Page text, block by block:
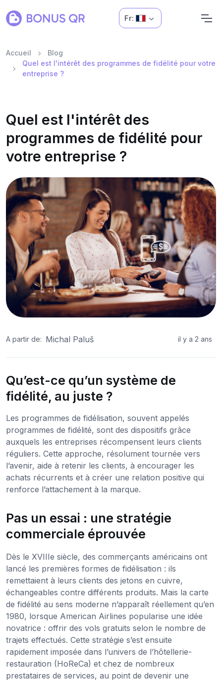
Fr:
Accueil
Blog
Quel est l'intérêt des programmes de fidélité pour votre
entreprise ?
Quel est l'intérêt des
programmes de fidélité pour
votre entreprise ?
A partir de: Michal Paluš il y a 2 ans
Qu’est-ce qu’un système de
fidélité, au juste ?
Les programmes de fidélisation, souvent appelés
programmes de fidélité, sont des dispositifs grâce
auxquels les entreprises récompensent leurs clients
réguliers. Cette approche, résolument tournée vers
l’avenir, aide à retenir les clients, à encourager les
achats récurrents et à créer une relation positive qui
renforce l’attachement à la marque.
Pas un essai : une stratégie
commerciale éprouvée
Dès le XVIIIe siècle, des commerçants américains ont
lancé les premières formes de fidélisation : ils
remettaient à leurs clients des jetons en cuivre,
échangeables contre différents produits. Mais la carte
de fidélité au sens moderne n’apparaît réellement qu’en
1980, lorsque American Airlines popularise une idée
novatrice : offrir des vols gratuits selon le nombre de
trajets effectués. Cette stratégie s’est ensuite
rapidement imposée dans l’univers de l’hôtellerie-
restauration (HoReCa) et chez de nombreux
prestataires de services, au point de devenir une